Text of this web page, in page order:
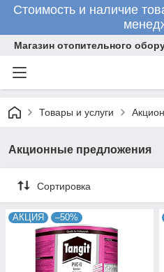
Стоимость и наличие
Магазин отопительного
Товары и услуги
Акционные предложения
Сортировка
АКЦИЯ –50%